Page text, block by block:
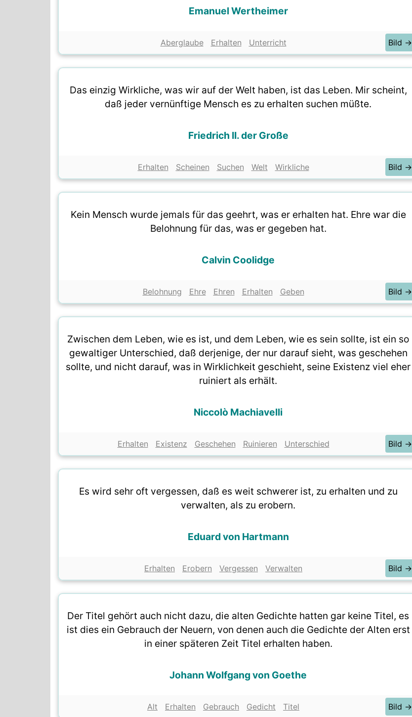
Emanuel Wertheimer
Aberglaube Erhalten Unterricht Bild →
Das einzig Wirkliche, was wir auf der Welt haben, ist das Leben. Mir scheint,
daß jeder vernünftige Mensch es zu erhalten suchen müßte.
Friedrich II. der Große
Erhalten Scheinen Suchen Welt Wirkliche Bild →
Kein Mensch wurde jemals für das geehrt, was er erhalten hat. Ehre war die
Belohnung für das, was er gegeben hat.
Calvin Coolidge
Belohnung Ehre Ehren Erhalten Geben Bild →
Zwischen dem Leben, wie es ist, und dem Leben, wie es sein sollte, ist ein so
gewaltiger Unterschied, daß derjenige, der nur darauf sieht, was geschehen
sollte, und nicht darauf, was in Wirklichkeit geschieht, seine Existenz viel eher
ruiniert als erhält.
Niccolò Machiavelli
Erhalten Existenz Geschehen Ruinieren Unterschied Bild →
Es wird sehr oft vergessen, daß es weit schwerer ist, zu erhalten und zu
verwalten, als zu erobern.
Eduard von Hartmann
Erhalten Erobern Vergessen Verwalten Bild →
Der Titel gehört auch nicht dazu, die alten Gedichte hatten gar keine Titel, es
ist dies ein Gebrauch der Neuern, von denen auch die Gedichte der Alten erst
in einer späteren Zeit Titel erhalten haben.
Johann Wolfgang von Goethe
Alt Erhalten Gebrauch Gedicht Titel Bild →